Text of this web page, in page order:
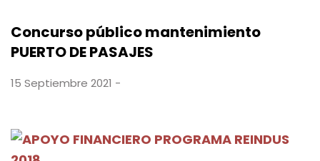
Concurso público mantenimiento
PUERTO DE PASAJES
15 Septiembre 2021 -